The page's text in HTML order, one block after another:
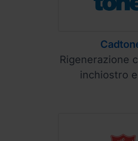
Rigenerazione
inchiostro